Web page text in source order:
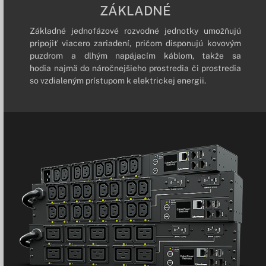
ZÁKLADNÉ
Základné jednofázové rozvodné jednotky umožňujú
pripojiť viacero zariadení, pričom disponujú kovovým
puzdrom a dlhým napájacím káblom, takže sa
hodia najmä do náročnejšieho prostredia či prostredia
so vzdialeným prístupom k elektrickej energii.